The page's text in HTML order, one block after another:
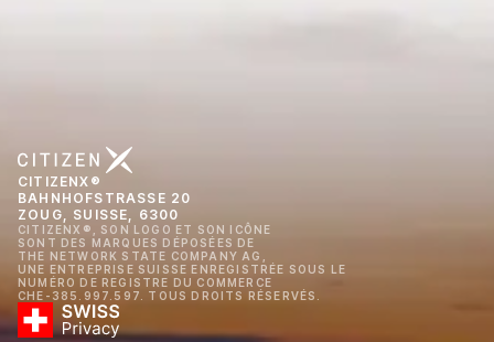
CITIZENX®
BAHNHOFSTRASSE 20
ZOUG, SUISSE, 6300
CITIZENX®, SON LOGO ET SON ICÔNE
SONT DES MARQUES DÉPOSÉES DE
THE NETWORK STATE COMPANY AG,
UNE ENTREPRISE SUISSE ENREGISTRÉE SOUS LE
NUMÉRO DE REGISTRE DU COMMERCE
CHE-385.997.597. TOUS DROITS RÉSERVÉS.